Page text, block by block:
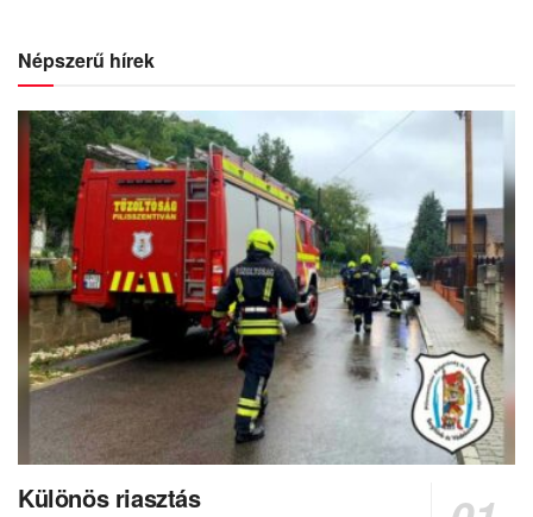
Népszerű hírek
Különös riasztás